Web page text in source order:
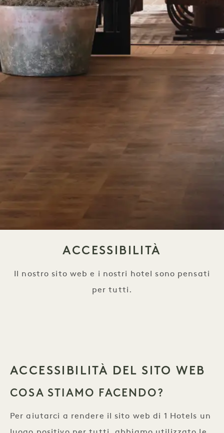
ACCESSIBILITÀ
Il nostro sito web e i nostri hotel sono pensati
per tutti.
ACCESSIBILITÀ DEL SITO WEB
COSA STIAMO FACENDO?
Per aiutarci a rendere il sito web di 1 Hotels un